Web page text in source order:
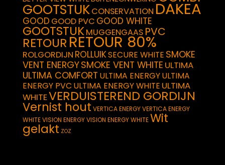
GOOTSTUKCONSERVATION DAKEA
GOOD GOOD PVC GOOD WHITE
GOOTSTUKMUGGENGAAS PVC
RETOUR RETOUR 80%
ROLGORDIJN ROLLUIKSECURE WHITE SMOKE
VENT ENERGYSMOKE VENT WHITE ULTIMA
ULTIMA COMFORT ULTIMA ENERGYULTIMA
ENERGY PVC ULTIMA ENERGY WHITE ULTIMA
WHITEVERDUISTEREND GORDIJN
Vernist hout VERTICA ENERGYVERTICA ENERGY
WHITEVISION ENERGYVISION ENERGY WHITEWit
gelakt ZOZ